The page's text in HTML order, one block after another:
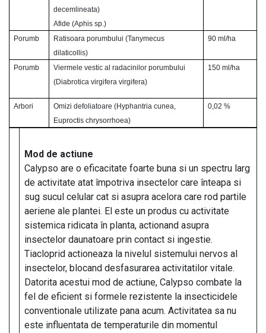
decemlineata)
Afide (Aphis sp.)
Porumb
Ratisoara porumbului (Tanymecus
dilaticollis)
90 ml/ha
Porumb
Viermele vestic al radacinilor porumbului
(Diabrotica virgifera virgifera)
150 ml/ha
Arbori
Omizi defoliatoare (Hyphantria cunea,
Euproctis chrysorrhoea)
0,02 %
Mod de actiune
Calypso are o eficacitate foarte buna si un spectru larg
de activitate atat împotriva insectelor care înteapa si
sug sucul celular cat si asupra acelora care rod partile
aeriene ale plantei. El este un produs cu activitate
sistemica ridicata în planta, actionand asupra
insectelor daunatoare prin contact si ingestie.
Tiacloprid actioneaza la nivelul sistemului nervos al
insectelor, blocand desfasurarea activitatilor vitale.
Datorita acestui mod de actiune, Calypso combate la
fel de eficient si formele rezistente la insecticidele
conventionale utilizate pana acum. Activitatea sa nu
este influentata de temperaturile din momentul